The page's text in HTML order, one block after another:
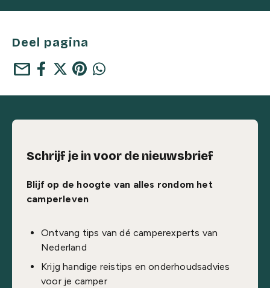
Deel pagina
mail
Schrijf je in voor de nieuwsbrief
Blijf op de hoogte van alles rondom het
camperleven
Ontvang tips van dé camperexperts van
Nederland
Krijg handige reistips en onderhoudsadvies
voor je camper